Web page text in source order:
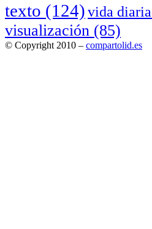
texto (124)vida diaria
visualización (85)
© Copyright 2010 – compartolid.es